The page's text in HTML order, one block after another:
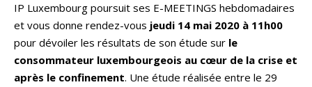
IP Luxembourg poursuit ses E-MEETINGS hebdomadaires
et vous donne rendez-vous jeudi 14 mai 2020 à 11h00
pour dévoiler les résultats de son étude sur le
consommateur luxembourgeois au cœur de la crise et
après le confinement. Une étude réalisée entre le 29